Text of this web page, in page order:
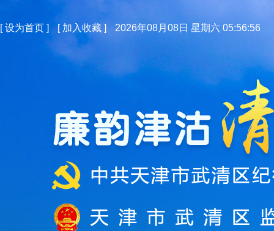
[设为首页 ] [ 加入收藏 ] 2026年08月08日 星期六 05:56:56